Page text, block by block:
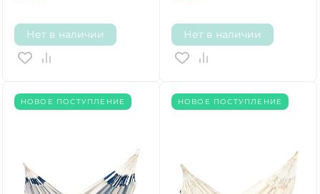
Нет в наличии Нет в наличии
НОВОЕ ПОСТУПЛЕНИЕ НОВОЕ ПОСТУПЛЕНИЕ